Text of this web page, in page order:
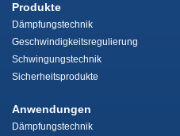
Produkte
Dämpfungstechnik
Geschwindigkeitsregulierung
Schwingungstechnik
Sicherheitsprodukte
Anwendungen
Dämpfungstechnik